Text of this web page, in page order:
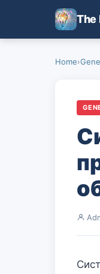
Skip to main content
The
Home›